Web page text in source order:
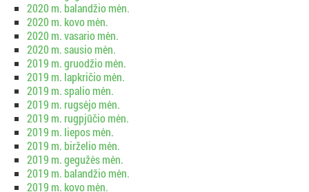
2020 m. balandžio mėn.
2020 m. kovo mėn.
2020 m. vasario mėn.
2020 m. sausio mėn.
2019 m. gruodžio mėn.
2019 m. lapkričio mėn.
2019 m. spalio mėn.
2019 m. rugsėjo mėn.
2019 m. rugpjūčio mėn.
2019 m. liepos mėn.
2019 m. birželio mėn.
2019 m. gegužės mėn.
2019 m. balandžio mėn.
2019 m. kovo mėn.